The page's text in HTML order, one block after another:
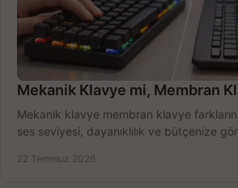
Mekanik Klavye mi, Membran
Mekanik klavye membran klavye
ses seviyesi, dayanıklılık ve bütçenize
22 Temmuz 2026